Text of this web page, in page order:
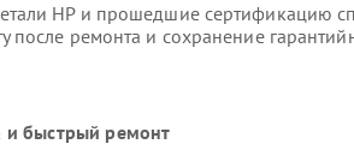
HP и прошедшие сертификацию
после ремонта и сохранение
и быстрый ремонт